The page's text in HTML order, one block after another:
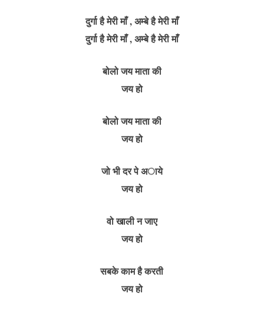
दुर्गा है मेरी माँ , अम्बे है मेरी माँ
दुर्गा है मेरी माँ , अम्बे है मेरी माँ
बोलो जय माता की
जय हो
बोलो जय माता की
जय हो
जो भी दर पे अाये
जय हो
वो खाली न जाए
जय हो
सबके काम है करती
जय हो